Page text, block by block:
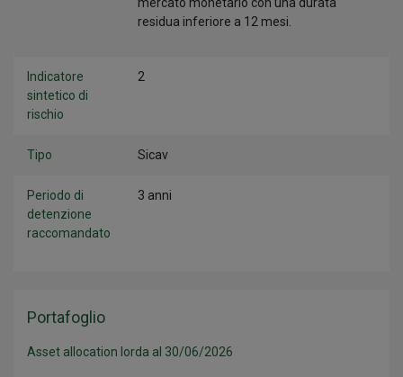
mercato monetario con una durata
residua inferiore a 12 mesi.
Indicatore
sintetico di
rischio
2
Tipo Sicav
Periodo di
detenzione
raccomandato
3 anni
Portafoglio
Asset allocation lorda al 30/06/2026